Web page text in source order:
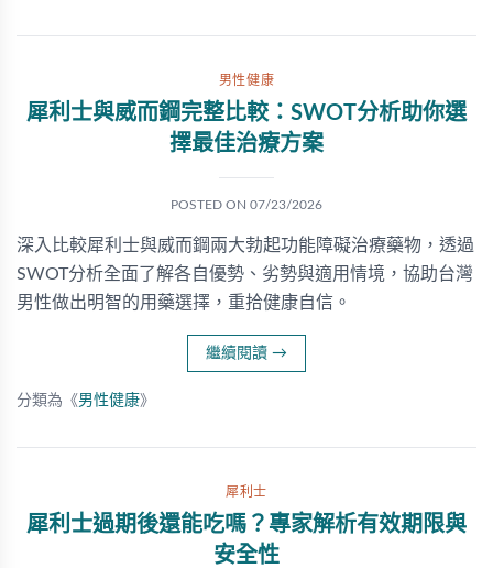
男性健康
犀利士與威而鋼完整比較：SWOT分析助你選
擇最佳治療方案
POSTED ON 07/23/2026
深入比較犀利士與威而鋼兩大勃起功能障礙治療藥物，透過
SWOT分析全面了解各自優勢、劣勢與適用情境，協助台灣
男性做出明智的用藥選擇，重拾健康自信。
繼續閱讀 →
分類為《男性健康》
犀利士
犀利士過期後還能吃嗎？專家解析有效期限與
安全性